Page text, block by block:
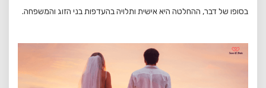
בסופו של דבר, ההחלטה היא אישית ותלויה בהעדפות בני הזוג והמשפחה.